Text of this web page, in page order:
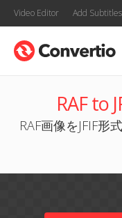
Video Editor Add
RAF to
RAF画像をJFIF